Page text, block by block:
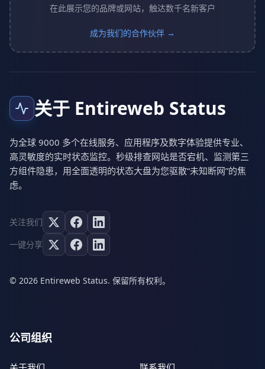
在此展示您的品牌或网站，触达数千名新客户
成为我们的合作伙伴 →
关于 Entireweb Status
为全球 9000 多个在线服务、应用程序及数字体验提供专业、
高灵敏度的实时状态监控。秒级排查网站是否宕机、监测第三
方组件隐患，用全面透明的状态大盘为您驱散“未知断网”的焦
虑。
关注我们
一键分享
© 2026 Entireweb Status. 保留所有权利。
公司组织